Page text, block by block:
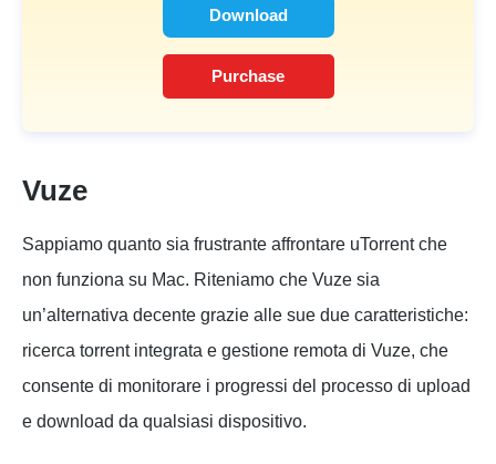
Download
Purchase
Vuze
Sappiamo quanto sia frustrante affrontare uTorrent che
non funziona su Mac. Riteniamo che Vuze sia
un’alternativa decente grazie alle sue due caratteristiche:
ricerca torrent integrata e gestione remota di Vuze, che
consente di monitorare i progressi del processo di upload
e download da qualsiasi dispositivo.